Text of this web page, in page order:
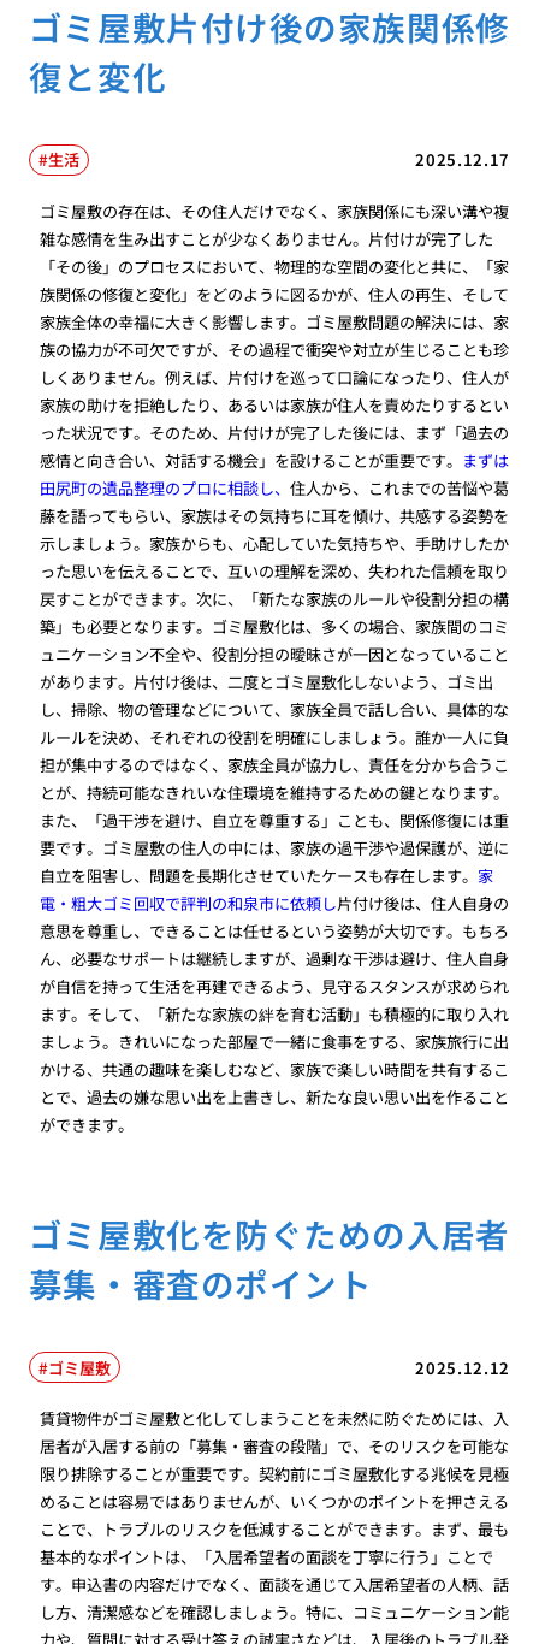
ゴミ屋敷片付け後の家族関係修
復と変化
2025.12.17
生活
ゴミ屋敷の存在は、その住人だけでなく、家族関係にも深い溝や複
雑な感情を生み出すことが少なくありません。片付けが完了した
「その後」のプロセスにおいて、物理的な空間の変化と共に、「家
族関係の修復と変化」をどのように図るかが、住人の再生、そして
家族全体の幸福に大きく影響します。ゴミ屋敷問題の解決には、家
族の協力が不可欠ですが、その過程で衝突や対立が生じることも珍
しくありません。例えば、片付けを巡って口論になったり、住人が
家族の助けを拒絶したり、あるいは家族が住人を責めたりするとい
った状況です。そのため、片付けが完了した後には、まず「過去の
感情と向き合い、対話する機会」を設けることが重要です。 まずは
田尻町の遺品整理のプロに相談し、住人から、これまでの苦悩や葛
藤を語ってもらい、家族はその気持ちに耳を傾け、共感する姿勢を
示しましょう。家族からも、心配していた気持ちや、手助けしたか
った思いを伝えることで、互いの理解を深め、失われた信頼を取り
戻すことができます。次に、「新たな家族のルールや役割分担の構
築」も必要となります。ゴミ屋敷化は、多くの場合、家族間のコミ
ュニケーション不全や、役割分担の曖昧さが一因となっていること
があります。片付け後は、二度とゴミ屋敷化しないよう、ゴミ出
し、掃除、物の管理などについて、家族全員で話し合い、具体的な
ルールを決め、それぞれの役割を明確にしましょう。誰か一人に負
担が集中するのではなく、家族全員が協力し、責任を分かち合うこ
とが、持続可能なきれいな住環境を維持するための鍵となります。
また、「過干渉を避け、自立を尊重する」ことも、関係修復には重
要です。ゴミ屋敷の住人の中には、家族の過干渉や過保護が、逆に
自立を阻害し、問題を長期化させていたケースも存在します。 家
電・粗大ゴミ回収で評判の和泉市に依頼し片付け後は、住人自身の
意思を尊重し、できることは任せるという姿勢が大切です。もちろ
ん、必要なサポートは継続しますが、過剰な干渉は避け、住人自身
が自信を持って生活を再建できるよう、見守るスタンスが求められ
ます。そして、「新たな家族の絆を育む活動」も積極的に取り入れ
ましょう。きれいになった部屋で一緒に食事をする、家族旅行に出
かける、共通の趣味を楽しむなど、家族で楽しい時間を共有するこ
とで、過去の嫌な思い出を上書きし、新たな良い思い出を作ること
ができます。
ゴミ屋敷化を防ぐための入居者
募集・審査のポイント
2025.12.12
ゴミ屋敷
賃貸物件がゴミ屋敷と化してしまうことを未然に防ぐためには、入
居者が入居する前の「募集・審査の段階」で、そのリスクを可能な
限り排除することが重要です。契約前にゴミ屋敷化する兆候を見極
めることは容易ではありませんが、いくつかのポイントを押さえる
ことで、トラブルのリスクを低減することができます。まず、最も
基本的なポイントは、「入居希望者の面談を丁寧に行う」ことで
す。申込書の内容だけでなく、面談を通じて入居希望者の人柄、話
し方、清潔感などを確認しましょう。特に、コミュニケーション能